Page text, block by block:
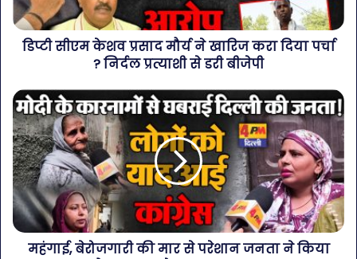
डिप्टी सीएम केशव प्रसाद मौर्य ने खारिज करा दिया पर्चा
? निर्दल प्रत्याशी से डरी बीजेपी
महंगाई, बेरोजगारी की मार से परेशान जनता ने किया